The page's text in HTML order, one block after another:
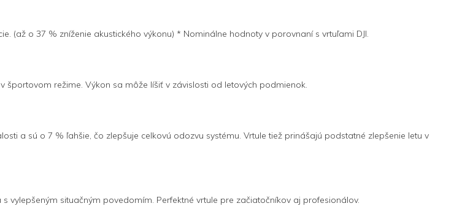
(až o 37 % zníženie akustického výkonu) * Nominálne hodnoty v porovnaní s vrtuľami DJI.
režime. Výkon sa môže líšiť v závislosti od letových podmienok.
a sú o 7 % ľahšie, čo zlepšuje celkovú odozvu systému. Vrtule tiež prinášajú podstatné zlepšenie letu v
situačným povedomím. Perfektné vrtule pre začiatočníkov aj profesionálov.